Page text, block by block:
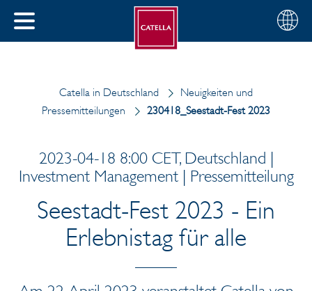
SCHLIESSEN
Wählen
Sie
Deutsch
Catella in Deutschland
Neuigkeiten und
Pressemitteilungen
230418_Seestadt-Fest 2023
2023-04-18 8:00 CET, Deutschland |
Investment Management | Pressemitteilung
Seestadt-Fest 2023 - Ein
Erlebnistag für alle